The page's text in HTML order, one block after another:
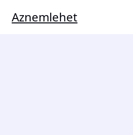
Aznemlehet